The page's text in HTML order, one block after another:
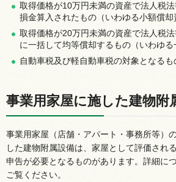
取得価格が10万円未満の資産で法人税
損金算入されたもの（いわゆる小額償却
取得価格が20万円未満の資産で法人税
に一括して均等償却するもの（いわゆる
自動車税及び軽自動車税の対象となるも
事業用家屋に施した建物附
事業用家屋（店舗・アパート・事務所等）
した建物附属設備は、家屋として評価され
申告が必要となるものがあります。詳細に
ご覧ください。